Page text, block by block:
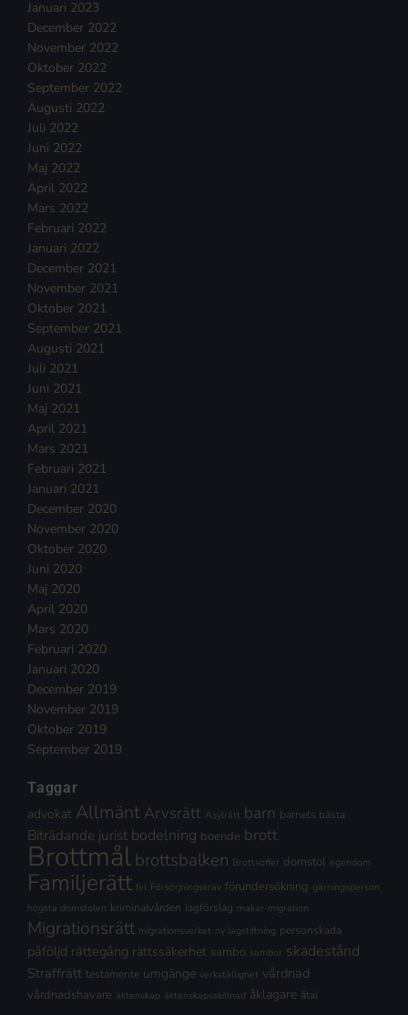
Januari 2023
December 2022
November 2022
Oktober 2022
September 2022
Augusti 2022
Juli 2022
Juni 2022
Maj 2022
April 2022
Mars 2022
Februari 2022
Januari 2022
December 2021
November 2021
Oktober 2021
September 2021
Augusti 2021
Juli 2021
Juni 2021
Maj 2021
April 2021
Mars 2021
Februari 2021
Januari 2021
December 2020
November 2020
Oktober 2020
Juni 2020
Maj 2020
April 2020
Mars 2020
Februari 2020
Januari 2020
December 2019
November 2019
Oktober 2019
September 2019
Taggar
advokat Allmänt Arvsrätt Asylrätt barn barnets bästa
Biträdande jurist bodelning boende brott
Brottmålbrottsbalken Brottsoffer domstol egendom
Familjerätt fel Försörjningskrav förundersökning gärningsperson
högsta domstolen kriminalvården lagförslag makar migration
Migrationsrätt migrationsverket ny lagstiftning personskada
påföljd rättegång rättssäkerhet sambo sambor skadestånd
Straffrätt testamente umgänge verkställighet vårdnad
vårdnadshavare äktenskap äktenskapsskillnad åklagare åtal